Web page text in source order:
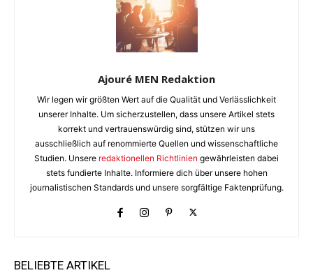
Ajouré MEN Redaktion
Wir legen wir größten Wert auf die Qualität und Verlässlichkeit
unserer Inhalte. Um sicherzustellen, dass unsere Artikel stets
korrekt und vertrauenswürdig sind, stützen wir uns
ausschließlich auf renommierte Quellen und wissenschaftliche
Studien. Unsere redaktionellen Richtlinien gewährleisten dabei
stets fundierte Inhalte. Informiere dich über unsere hohen
journalistischen Standards und unsere sorgfältige Faktenprüfung.
BELIEBTE ARTIKEL